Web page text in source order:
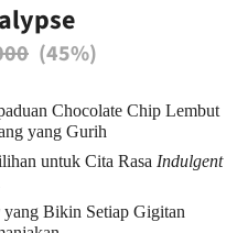
(45%)
Chocolate Chip Lembut
yang Gurih
untuk Cita Rasa Indulgent
yang Bikin Setiap Gigitan